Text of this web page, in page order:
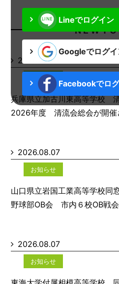
Lineでログイン
Googleでログイ
Facebookでロ
N E W T O
2026.08.07
お知らせ
兵庫県立加古川東高等学校
2026年度 清流会総会
2026.08.07
お知らせ
山口県立岩国工業高等学校同
野球部OB会 市内
2026.08.07
お知らせ